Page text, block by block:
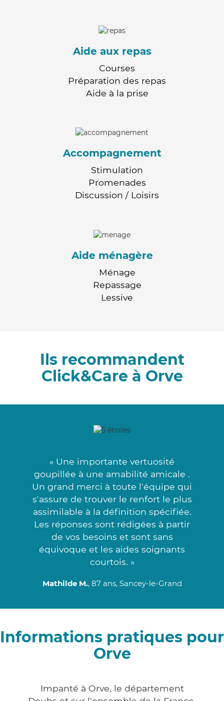
Aide aux repas
Courses
Préparation des repas
Aide à la prise
Accompagnement
Stimulation
Promenades
Discussion / Loisirs
Aide ménagère
Ménage
Repassage
Lessive
Ils recommandent
Click&Care à Orve
« Une importante vertuosité
goupillée à une amabilité amicale .
Un grand merci à toute l'équipe qui
s'assure de trouver le renfort le plus
assimilable à la définition spécifiée.
Les réponses sont rédigées à partir
de vos besoins et sont sans
équivoque et les aides soignants
courtois. »
Mathilde M., 87 ans, Sancey-le-Grand
Informations pratiques pour
Orve
Impanté à Orve, le département